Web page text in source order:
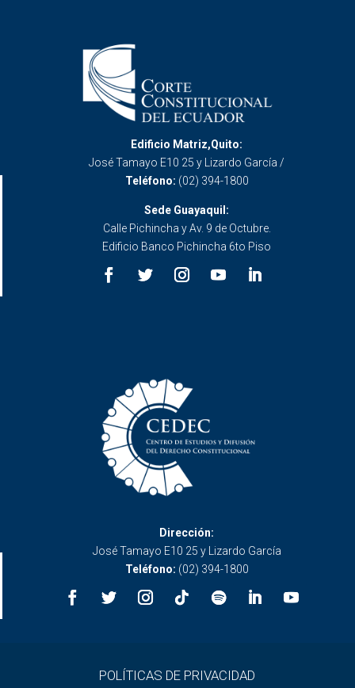
Edificio Matriz,Quito:
José Tamayo E10 25 y Lizardo García /
Teléfono: (02) 394-1800
Sede Guayaquil:
Calle Pichincha y Av. 9 de Octubre.
Edificio Banco Pichincha 6to Piso
Dirección:
José Tamayo E10 25 y Lizardo García
Teléfono: (02) 394-1800
POLÍTICAS DE PRIVACIDAD